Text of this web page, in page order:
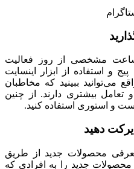
مشخصی از روز فعالیت
و استفاده از ابزار اینسایت
می‌توانید ببینید که مخاطبان
تعامل بیشتری دارند. از چنین
و استوری استفاده کنید.
محصولات جدید از طریق
جدید را به افرادی که